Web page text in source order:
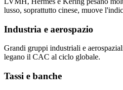
lusso, soprattutto cinese, muove
Industria e aerospazio
Grandi gruppi industriali e
legano il CAC al ciclo globale.
Tassi e banche